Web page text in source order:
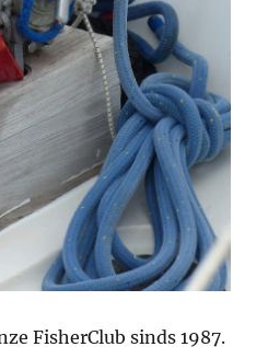
FisherClub sinds 1987.